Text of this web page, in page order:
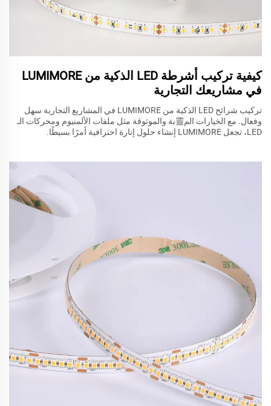
كيفية تركيب أشرطة LED الذكية من LUMIMORE
في مشاريعك التجارية
تركيب شرائح LED الذكية من LUMIMORE في المشاريع التجارية سهل
وفعال. مع الخيارات الم靈بة والموثوقة مثل ملفات الألمنيوم ومحركات الـ
LED، تجعل LUMIMORE إنشاء حلول إنارة احترافية أمرًا بسيطًا.